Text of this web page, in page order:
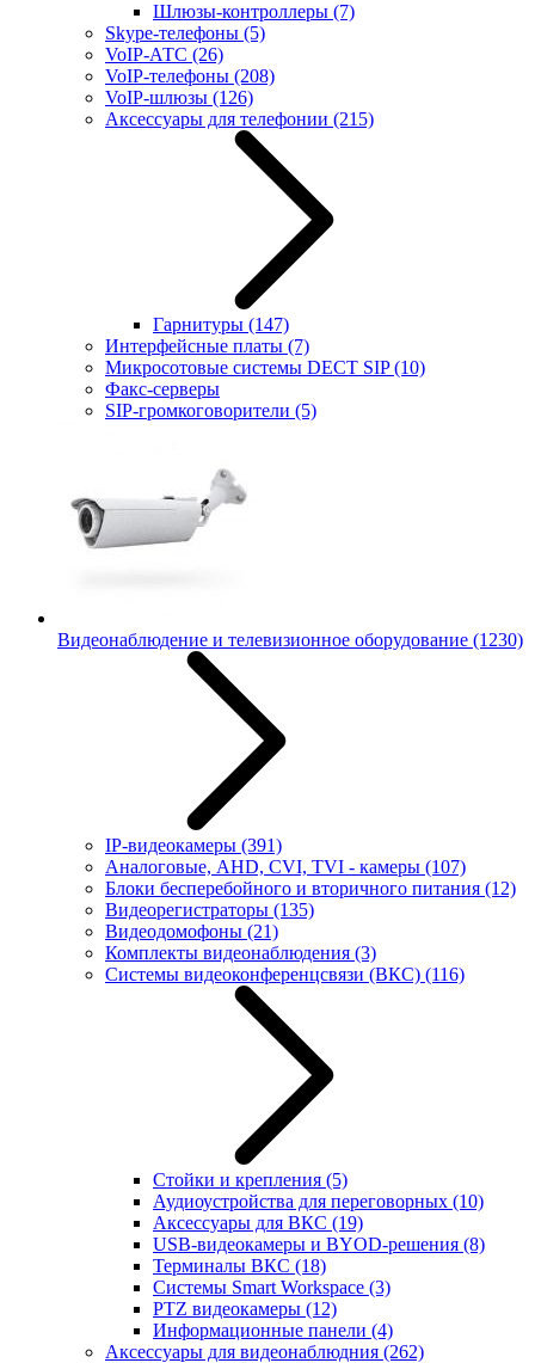
Шлюзы-контроллеры (7)
Skype-телефоны (5)
VoIP-АТС (26)
VoIP-телефоны (208)
VoIP-шлюзы (126)
Аксессуары для телефонии (215)
Гарнитуры (147)
Интерфейсные платы (7)
Микросотовые системы DECT SIP(10)
Факс-серверы
SIP-громкоговорители (5)
Видеонаблюдение и телевизионное оборудование (1230)
IP-видеокамеры (391)
Аналоговые, AHD, CVI, TVI - камеры (107)
Блоки бесперебойного и вторичного питания (12)
Видеорегистраторы (135)
Видеодомофоны (21)
Комплекты видеонаблюдения (3)
Системы видеоконференцсвязи (ВКС) (116)
Стойки и крепления (5)
Аудиоустройства для переговорных (10)
Аксессуары для ВКС (19)
USB-видеокамеры и BYOD-решения (8)
Терминалы ВКС (18)
Системы Smart Workspace (3)
PTZ видеокамеры (12)
Информационные панели (4)
Аксессуары для видеонаблюдния (262)